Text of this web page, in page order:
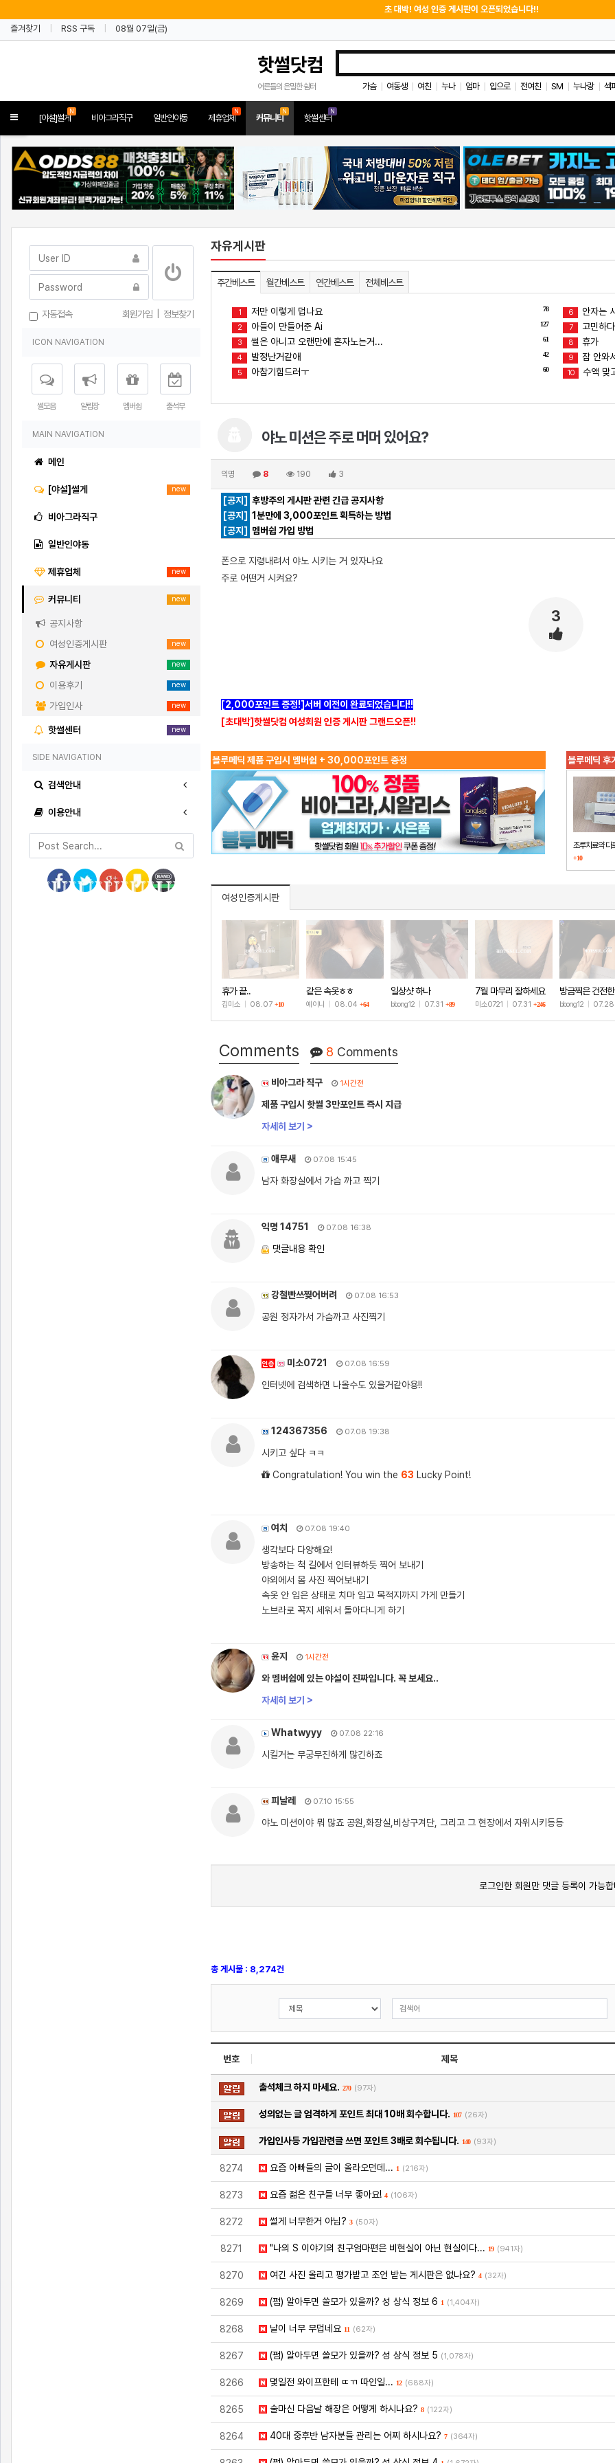
초 대박! 여성 인증 게시판이 오픈되었습니다!!
즐겨찾기
RSS 구독 08월 07일(금)
핫썰닷컴
어른들의 은밀한 쉼터 가슴 여동생 여친 누나 엄마 입으로 전여친 SM 누나랑 섹
Toggle[야설]썰게
N
비아그라직구 일반인야동 제휴업체
N
커뮤니티
N
핫썰센터
N
자유게시판
주간베스트 월간베스트 연간베스트 전체베스트
78
1 저만 이렇게 덥나요
127
2 아들이 만들어준 Ai
61
3 썰은 아니고 오랜만에 혼자노는거...
42
4 발정난거같애
60
5 아참기힘드러ㅜ
6 안자는
7 고민하
8 휴가
9 잠 안와
10 수액 맞
야노 미션은 주로 머머 있어요?
익명 8 190 3
[공지] 후방주의 게시판 관련 긴급 공지사항
[공지] 1분만에 3,000포인트 획득하는 방법
[공지]
멤버쉽 가입 방법
폰으로 지령내려서 야노 시키는 거 있자나요
주로 어떤거 시켜요?
3
[2,000포인트 증정!]서버 이전이 완료되었습니다!!
[초대박]핫썰닷컴 여성회원 인증 게시판 그랜드오픈!!
블루메딕 제품 구입시 멤버쉽 + 30,000포인트 증정 블루메딕
조루치료약 다
했습니다
+10
여성인증게시판
휴가 끝..
김미소 08.07 +10
같은 속옷ㅎㅎ
예이니 08.04 +64
일상샷 하나
bbong12 07.31 +89
7월 마무리 잘하세요
🫶
미소0721 07.31 +246
방금찍은 건전
샷
bbong12 07.28
Comments 8 Comments
비아그라 직구 1시간전
제품 구입시 핫썰 3만포인트 즉시 지급
자세히 보기 >
애무새 07.08 15:45
남자 화장실에서 가슴 까고 찍기
익명 14751 07.08 16:38
댓글내용 확인
강철빤쓰찢어버려 07.08 16:53
공원 정자가서 가슴까고 사진찍기
인증 미소0721 07.08 16:59
인터넷에 검색하면 나올수도 있을거같아용!!
124367356 07.08 19:38
시키고 싶다 ㅋㅋ
Congratulation! You win the 63 Lucky Point!
여치 07.08 19:40
생각보다 다양해요!
방송하는 척 길에서 인터뷰하듯 찍어 보내기
야외에서 몸 사진 찍어보내기
속옷 안 입은 상태로 치마 입고 목적지까지 가게 만들기
노브라로 꼭지 세워서 돌아다니게 하기
윤지 1시간전
와 멤버쉽에 있는 야설이 진짜입니다. 꼭 보세요..
자세히 보기 >
Whatwyyy 07.08 22:16
시킬거는 무궁무진하게 많긴하죠
피날레 07.10 15:55
야노 미션이야 뭐 많죠 공원,화장실,비상구겨단, 그리고 그 현장에서 자위시키등등
로그인한 회원만 댓글 등록이 가능
총 게시물 : 8,274건
번호 제목
출석체크 하지 마세요. 270 (97자)
성의없는 글 엄격하게 포인트 최대 10배 회수합니다. 107 (26자)
가입인사등 가입관련글 쓰면 포인트 3배로 회수됩니다. 140 (93자)
8274 요즘 아빠들의 글이 올라오던데... 1 (216자)
8273 요즘 젊은 친구들 너무 좋아요! 4 (106자)
8272 썰게 너무한거 아님? 3 (50자)
8271 "나의 S 이야기의 친구엄마편은 비현실이 아닌 현실이다... 19 (941자)
8270 여긴 사진 올리고 평가받고 조언 받는 게시판은 없나요? 4 (32자)
8269 (펌) 알아두면 쓸모가 있을까? 성 상식 정보 6 1 (1,404자)
8268 날이 너무 무덥네요 11 (62자)
8267 (펌) 알아두면 쓸모가 있을까? 성 상식 정보 5 (1,078자)
8266 몇일전 와이프한테 ㄸㄲ 따인일... 12 (688자)
8265 술마신 다음날 해장은 어떻게 하시나요? 8 (122자)
8264 40대 중후반 남자분들 관리는 어찌 하시나요? 7 (364자)
자동접속 회원가입 정보찾기
ICON NAVIGATION
썰모음 알림장 멤버쉽 출석부
MAIN NAVIGATION
메인
[야설]썰게 new
비아그라직구
일반인야동
제휴업체 new
커뮤니티 new
공지사항
new
여성인증게시판
new
자유게시판
new
이용후기
new
가입인사
핫썰센터 new
SIDE NAVIGATION
검색안내
이용안내